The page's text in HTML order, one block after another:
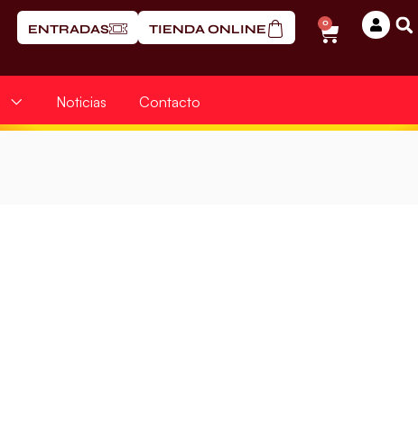
ENTRADAS TIENDA ONLINE 0
Noticias Contacto